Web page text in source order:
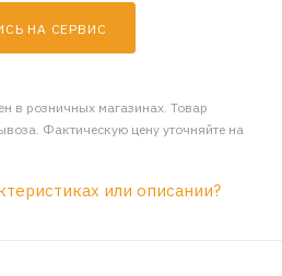
НА СЕРВИС
в розничных магазинах. Товар
Фактическую цену уточняйте на
или описании?